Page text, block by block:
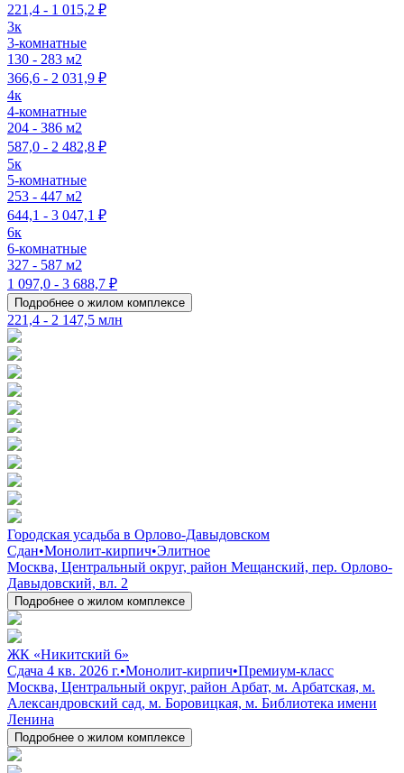
221,4 - 1 015,2 ₽
3к
3-комнатные
130 - 283 м2
366,6 - 2 031,9 ₽
4к
4-комнатные
204 - 386 м2
587,0 - 2 482,8 ₽
5к
5-комнатные
253 - 447 м2
644,1 - 3 047,1 ₽
6к
6-комнатные
327 - 587 м2
1 097,0 - 3 688,7 ₽
Подробнее о жилом комплексе
221,4 - 2 147,5 млн
Городская усадьба в Орлово-Давыдовском
Сдан•Монолит-кирпич•Элитное
Москва, Центральный округ, район Мещанский, пер. Орлово-
Давыдовский, вл. 2
Подробнее о жилом комплексе
ЖК «Никитский 6»
Сдача 4 кв. 2026 г.•Монолит-кирпич•Премиум-класс
Москва, Центральный округ, район Арбат, м. Арбатская, м.
Александровский сад, м. Боровицкая, м. Библиотека имени
Ленина
Подробнее о жилом комплексе